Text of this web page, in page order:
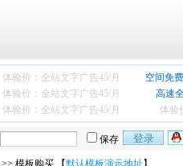
体验价：全站文字广告45/月
空间免
体验价：全站文字广告45/月
高速
体验价：全站文字广告45/月 体验
保存
>> 模板购买 【默认模板演示地址 】